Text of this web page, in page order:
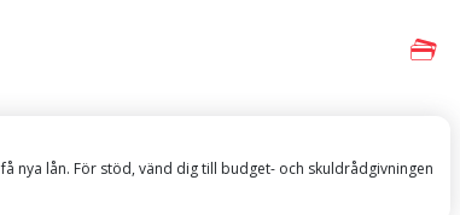
nya lån. För stöd, vänd dig till budget- och skuldrådgivningen